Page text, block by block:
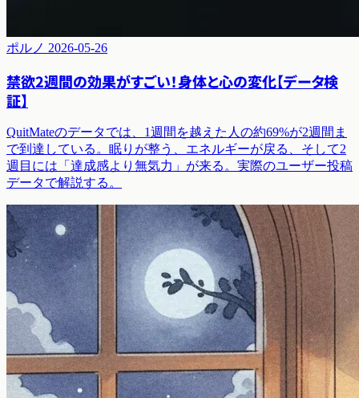
ポルノ 2026-05-26
禁欲2週間の効果がすごい！身体と心の変化【データ検
証】
QuitMateのデータでは、1週間を越えた人の約69%が2週間ま
で到達している。眠りが整う、エネルギーが戻る、そして2
週目には「達成感より無気力」が来る。実際のユーザー投稿
データで解説する。